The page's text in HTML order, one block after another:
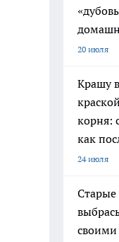
20 июля
Крашу
корня:
как
24 июля